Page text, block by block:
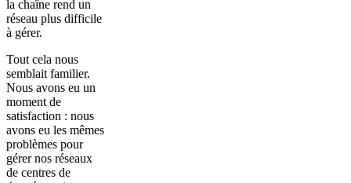
la chaîne rend un
réseau plus difficile
à gérer.
Tout cela nous
semblait familier.
Nous avons eu un
moment de
satisfaction : nous
avons eu les mêmes
problèmes pour
gérer nos réseaux
de centres de